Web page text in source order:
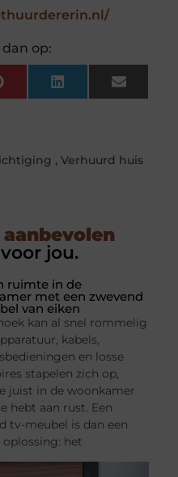
op:
PinterestLinkedInEmail
, Verhuurd huis
jou.
ruimte in de
met een zwevend
van eiken
kan al snel rommelig
kabels,
en losse
stapelen zich op,
juist in de woonkamer
hebt aan rust. Een
tv-meubel is dan een
het